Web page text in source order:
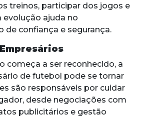
treinos, participar dos jogos e
evolução ajuda no
de confiança e segurança.
começa a ser reconhecido, a
de futebol pode se tornar
são responsáveis por cuidar
desde negociações com
publicitários e gestão